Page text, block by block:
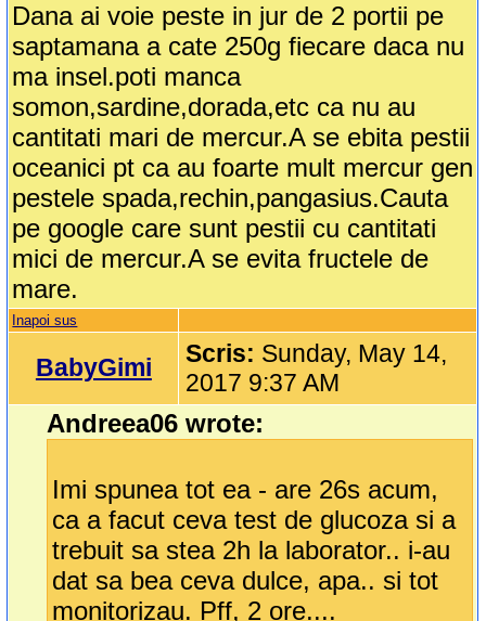
Dana ai voie peste in jur de 2 portii pe
saptamana a cate 250g fiecare daca nu
ma insel.poti manca
somon,sardine,dorada,etc ca nu au
cantitati mari de mercur.A se ebita pestii
oceanici pt ca au foarte mult mercur gen
pestele spada,rechin,pangasius.Cauta
pe google care sunt pestii cu cantitati
mici de mercur.A se evita fructele de
mare.
Inapoi sus
BabyGimi Scris: Sunday, May 14,
2017 9:37 AM
Andreea06 wrote:
Imi spunea tot ea - are 26s acum,
ca a facut ceva test de glucoza si a
trebuit sa stea 2h la laborator.. i-au
dat sa bea ceva dulce, apa.. si tot
monitorizau. Pff, 2 ore....